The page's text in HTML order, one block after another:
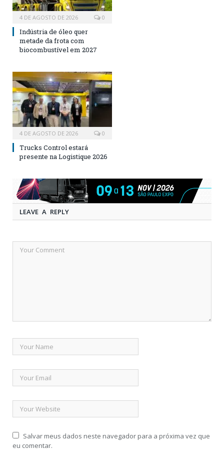
4 DE AGOSTO DE 2026 0
Indústria de óleo quer
metade da frota com
biocombustível em 2027
4 DE AGOSTO DE 2026 0
Trucks Control estará
presente na Logistique 2026
LEAVE A REPLY
Salvar meus dados neste navegador para a próxima vez que
eu comentar.